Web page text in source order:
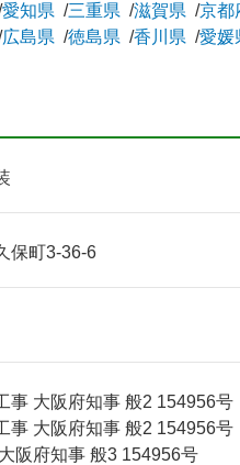
愛知県 三重県 滋賀県 京都
広島県 徳島県 香川県 愛媛
保町3-36-6
事 大阪府知事 般2 154956号
事 大阪府知事 般2 154956号
阪府知事 般3 154956号